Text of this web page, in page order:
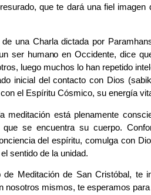
que te dará una fiel imagen
una Charla dictada por
ser humano en Occidente, dice
luego muchos lo han repetido
inicial del contacto con Dios
el Espíritu Cósmico, su energía
meditación está plenamente
que se encuentra su cuerpo.
del espíritu, comulga con
sentido de la unidad.
de Meditación de San Cristóbal, te
nosotros mismos, te esperamos